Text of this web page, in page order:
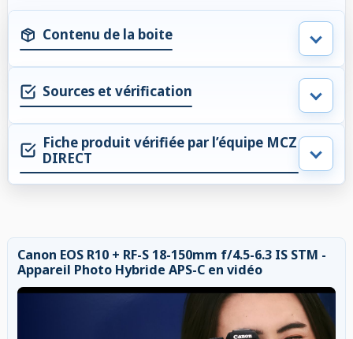
Contenu de la boite
Sources et vérification
Fiche produit vérifiée par l’équipe MCZ
DIRECT
Canon EOS R10 + RF-S 18-150mm f/4.5-6.3 IS STM -
Appareil Photo Hybride APS-C en vidéo